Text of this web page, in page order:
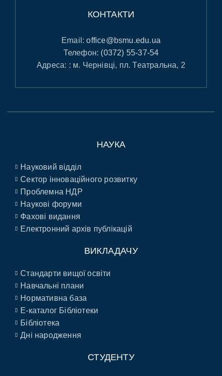
КОНТАКТИ
Email:office@bsmu.edu.ua
Телефон: (0372) 55-37-54
Адреса: : м. Чернівці, пл. Театральна, 2
НАУКА
Науковий відділ
Сектор інноваційного розвитку
Проблемна НДР
Наукові форуми
Фахові видання
Електронний архів публікацій
ВИКЛАДАЧУ
Стандарти вищої освіти
Навчальні плани
Нормативна база
E-каталог Бібліотеки
Бібліотека
Дні народження
СТУДЕНТУ